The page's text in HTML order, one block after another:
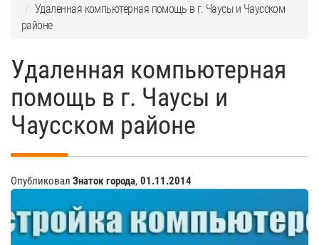
Удаленная компьютерная помощь в г. Чаусы и Чаусском
районе
Удаленная компьютерная
помощь в г. Чаусы и
Чаусском районе
Опубликовал Знаток города, 01.11.2014